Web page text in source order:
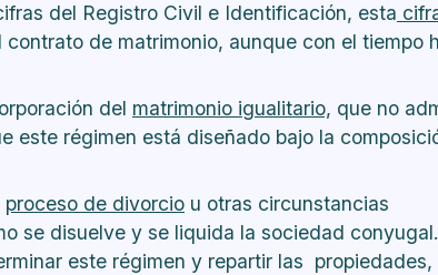
del Registro Civil e Identificación, esta
de matrimonio, aunque con el tiempo
del matrimonio igualitario, que no
este régimen está diseñado bajo la
proceso de divorcio u otras circunstancias
se disuelve y se liquida la sociedad
este régimen y repartir las propiedades,